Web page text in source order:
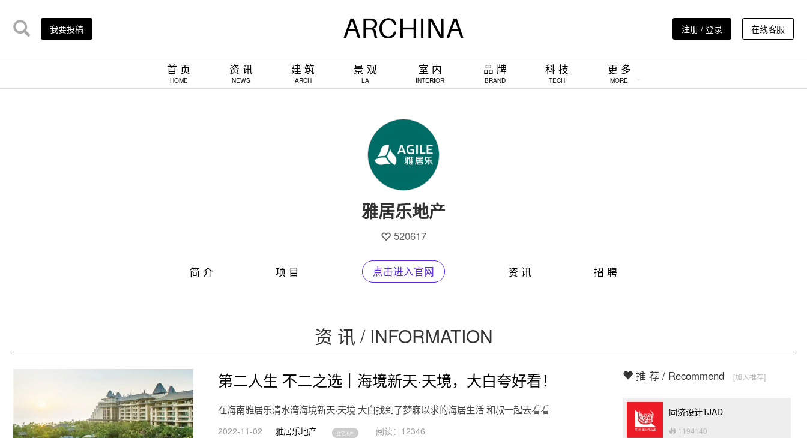
我要投稿 注册 / 登录 在线客服
首 页
HOME
资 讯
NEWS
建 筑
ARCH
景 观
LA
室 内
INTERIOR
品 牌
BRAND
科 技
TECH
更 多
MORE
雅居乐地产
520617
简 介 项 目 点击进入官网 资 讯 招 聘
资 讯 / INFORMATION
第二人生 不二之选｜海境新天·天境，大白夸好看！
在海南雅居乐清水湾海境新天·天境 大白找到了梦寐以求的海居生活 和叔一起去看看
2022-11-02 雅居乐地产 住宅地产 阅读：12346
推 荐 / Recommend [加入推荐]
同济设计TJAD
1194140